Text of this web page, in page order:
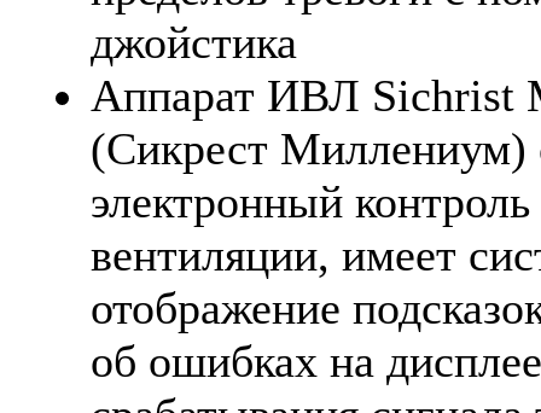
джойстика
Аппарат ИВЛ Sichrist
(Сикрест Миллениум)
электронный
вентиляции, имеет
отображение
об ошибках на